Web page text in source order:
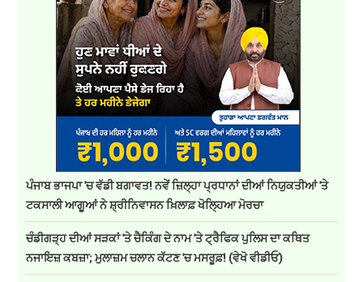
ਪੰਜਾਬ ਭਾਜਪਾ 'ਚ ਵੱਡੀ ਬਗਾਵਤ! ਨਵੇਂ ਜ਼ਿਲ੍ਹਾ ਪ੍ਰਧਾਨਾਂ ਦੀਆਂ ਨਿਯੁਕਤੀਆਂ 'ਤੇ
ਟਕਸਾਲੀ ਆਗੂਆਂ ਨੇ ਸ਼੍ਰੀਨਿਵਾਸਨ ਖ਼ਿਲਾਫ਼ ਖੋਲ੍ਹਿਆ ਮੋਰਚਾ
ਚੰਡੀਗੜ੍ਹ ਦੀਆਂ ਸੜਕਾਂ 'ਤੇ ਚੈਕਿੰਗ ਦੇ ਨਾਮ 'ਤੇ ਟ੍ਰੈਫਿਕ ਪੁਲਿਸ ਦਾ ਕਥਿਤ
ਨਜਾਇਜ਼ ਕਬਜ਼ਾ; ਮੁਲਾਜ਼ਮ ਚਲਾਨ ਕੱਟਣ 'ਚ ਮਸਰੂਫ਼! (ਵੇਖੋ ਵੀਡੀਓ)